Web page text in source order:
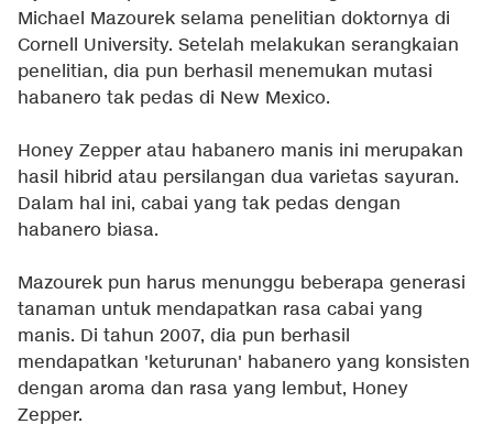
Michael Mazourek selama penelitian doktornya di
Cornell University. Setelah melakukan serangkaian
penelitian, dia pun berhasil menemukan mutasi
habanero tak pedas di New Mexico.
Honey Zepper atau habanero manis ini merupakan
hasil hibrid atau persilangan dua varietas sayuran.
Dalam hal ini, cabai yang tak pedas dengan
habanero biasa.
Mazourek pun harus menunggu beberapa generasi
tanaman untuk mendapatkan rasa cabai yang
manis. Di tahun 2007, dia pun berhasil
mendapatkan 'keturunan' habanero yang konsisten
dengan aroma dan rasa yang lembut, Honey
Zepper.